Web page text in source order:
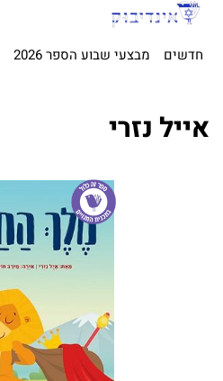
חדשים מבצעי שבוע הספר 2026
אייל נזרי